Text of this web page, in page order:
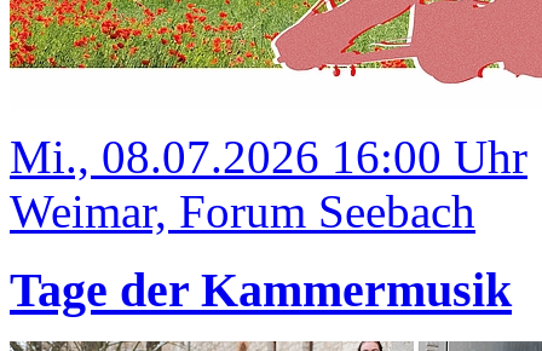
Mi., 08.07.2026 16:00 Uhr
Weimar, Forum Seebach
Tage der Kammermusik